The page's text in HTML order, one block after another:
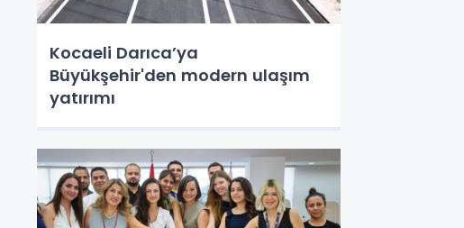
Kocaeli Darıca’ya
Büyükşehir'den modern ulaşım
yatırımı